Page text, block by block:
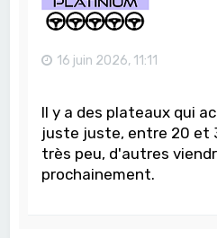
16 juin 2026, 11:11
Il y a des plateaux qui
juste juste, entre 20 et
très peu, d'autres
prochainement.